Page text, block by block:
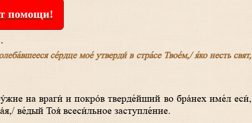
помощи!
се́рдце мое́ утверди́ в стра́се Твое́м,/ я́ко несть свят,
ве́дый Тоя́ всеси́льное заступле́ние.